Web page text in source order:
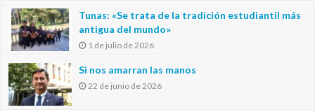
Tunas: «Se trata de la tradición estudiantil más
antigua del mundo»
1 de julio de 2026
Si nos amarran las manos
22 de junio de 2026